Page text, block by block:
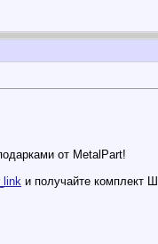
от MetalPart!
и получайте комплект